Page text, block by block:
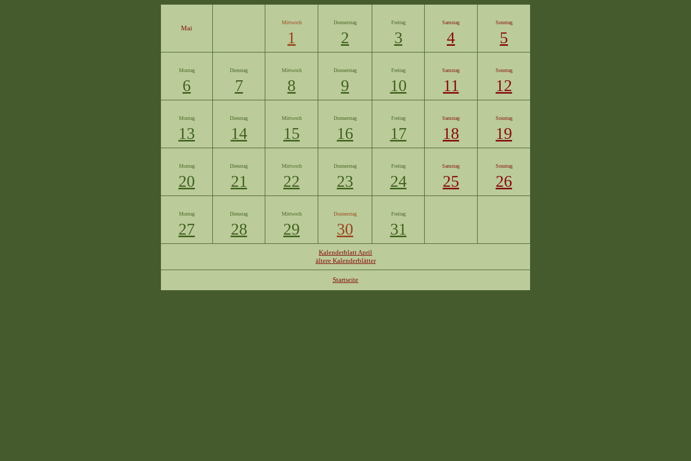
Mai
Mittwoch
1
Donnerstag
2
Freitag
3
Samstag
4
Sonntag
5
Montag
6
Dienstag
7
Mittwoch
8
Donnerstag
9
Freitag
10
Samstag
11
Sonntag
12
Montag
13
Dienstag
14
Mittwoch
15
Donnerstag
16
Freitag
17
Samstag
18
Sonntag
19
Montag
20
Dienstag
21
Mittwoch
22
Donnerstag
23
Freitag
24
Samstag
25
Sonntag
26
Montag
27
Dienstag
28
Mittwoch
29
Donnerstag
30
Freitag
31
Kalenderblatt April
ältere Kalenderblätter
Startseite